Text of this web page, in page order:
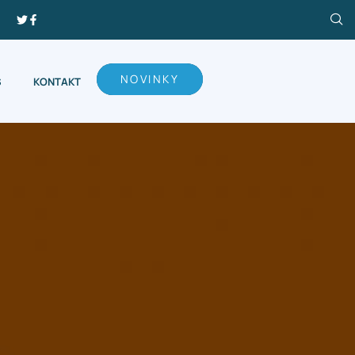
KONTAKT NOVINKY